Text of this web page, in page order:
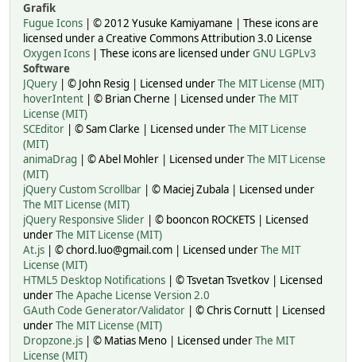
Grafik
Fugue Icons | © 2012 Yusuke Kamiyamane | These icons are
licensed under a Creative Commons Attribution 3.0 License
Oxygen Icons | These icons are licensed underGNU LGPLv3
Software
JQuery | © John Resig | Licensed underThe MIT License (MIT)
hoverIntent | © Brian Cherne | Licensed underThe MIT
License (MIT)
SCEditor | © Sam Clarke | Licensed underThe MIT License
(MIT)
animaDrag | © Abel Mohler | Licensed underThe MIT License
(MIT)
jQuery Custom Scrollbar | © Maciej Zubala | Licensed under
The MIT License (MIT)
jQuery Responsive Slider | © booncon ROCKETS | Licensed
underThe MIT License (MIT)
At.js | © chord.luo@gmail.com | Licensed underThe MIT
License (MIT)
HTML5 Desktop Notifications | © Tsvetan Tsvetkov | Licensed
underThe Apache License Version 2.0
GAuth Code Generator/Validator | © Chris Cornutt | Licensed
underThe MIT License (MIT)
Dropzone.js | © Matias Meno | Licensed underThe MIT
License (MIT)